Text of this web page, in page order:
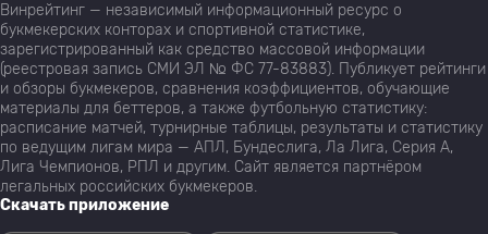
Винрейтинг — независимый информационный ресурс о
букмекерских конторах и спортивной статистике,
зарегистрированный как средство массовой информации
(реестровая запись СМИ ЭЛ № ФС 77-83883). Публикует рейтинги
и обзоры букмекеров, сравнения коэффициентов, обучающие
материалы для беттеров, а также футбольную статистику:
расписание матчей, турнирные таблицы, результаты и статистику
по ведущим лигам мира — АПЛ, Бундеслига, Ла Лига, Серия А,
Лига Чемпионов, РПЛ и другим. Сайт является партнёром
легальных российских букмекеров.
Скачать приложение